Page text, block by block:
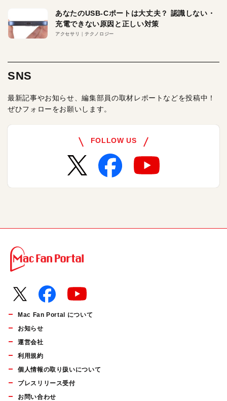
あなたのUSB-Cポートは大丈夫？ 認識しない・
充電できない原因と正しい対策
アクセサリ テクノロジー
SNS
最新記事やお知らせ、編集部員の取材レポートなどを投稿中！
ぜひフォローをお願いします。
FOLLOW US
Mac Fan Portal について
お知らせ
運営会社
利用規約
個人情報の取り扱いについて
プレスリリース受付
お問い合わせ